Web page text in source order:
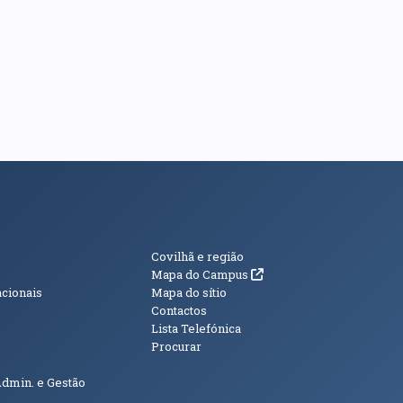
e Gestão
Informações
Covilhã e região
Mapa do Campus (abre em nova janela)
Mapa do sítio
Contactos
Lista Telefónica
Procurar